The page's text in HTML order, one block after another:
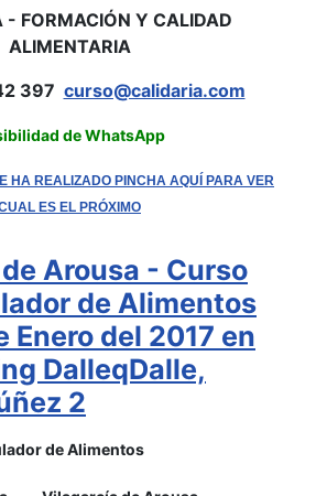
- FORMACIÓN Y CALIDAD
ALIMENTARIA
397 curso@calidaria.com
de WhatsApp
HA REALIZADO PINCHA AQUÍ PARA VER
ES EL PRÓXIMO
Arousa - Curso
de Alimentos
Enero del 2017 en
DalleqDalle,
2
de Alimentos